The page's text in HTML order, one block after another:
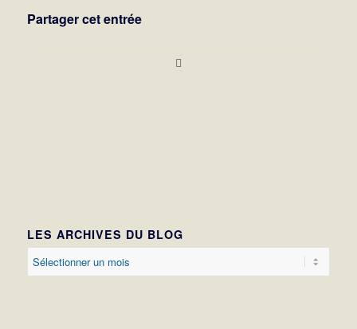
Partager cet entrée
LES ARCHIVES DU BLOG